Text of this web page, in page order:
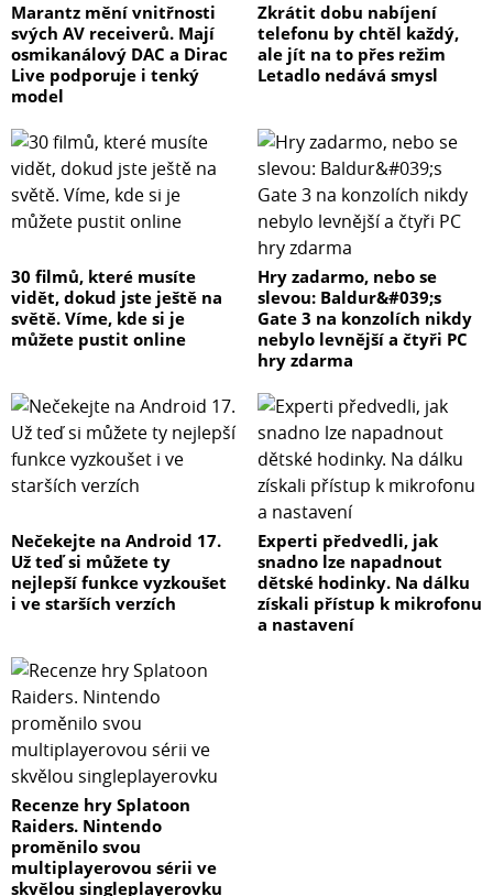
Marantz mění vnitřnosti
svých AV receiverů. Mají
osmikanálový DAC a Dirac
Live podporuje i tenký
model
Zkrátit dobu nabíjení
telefonu by chtěl každý,
ale jít na to přes režim
Letadlo nedává smysl
30 filmů, které musíte
vidět, dokud jste ještě na
světě. Víme, kde si je
můžete pustit online
Hry zadarmo, nebo se
slevou: Baldur&#039;s
Gate 3 na konzolích nikdy
nebylo levnější a čtyři PC
hry zdarma
Nečekejte na Android 17.
Už teď si můžete ty
nejlepší funkce vyzkoušet
i ve starších verzích
Experti předvedli, jak
snadno lze napadnout
dětské hodinky. Na dálku
získali přístup k mikrofonu
a nastavení
Recenze hry Splatoon
Raiders. Nintendo
proměnilo svou
multiplayerovou sérii ve
skvělou singleplayerovku